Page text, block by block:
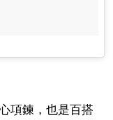
項鍊，也是百搭